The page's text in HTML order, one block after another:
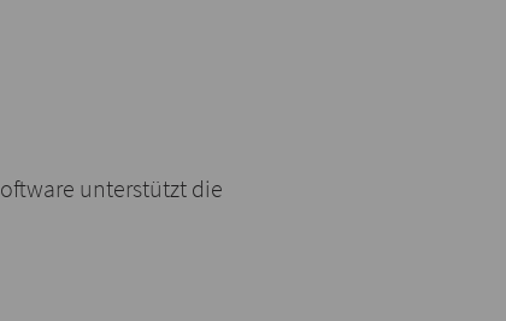
unterstützt die